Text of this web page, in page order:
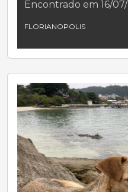
Encontrado em 16/
FLORIANOPOLIS